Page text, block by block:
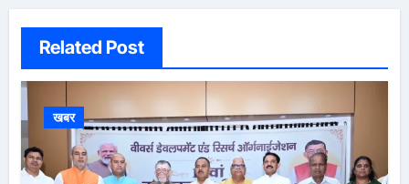
Related Post
खबर